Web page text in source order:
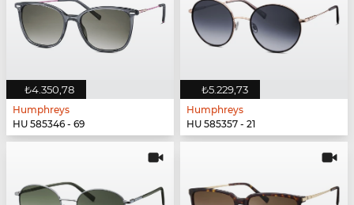
₺4.350,78
Humphreys
HU 585346 - 69
₺5.229,73
Humphreys
HU 585357 - 21